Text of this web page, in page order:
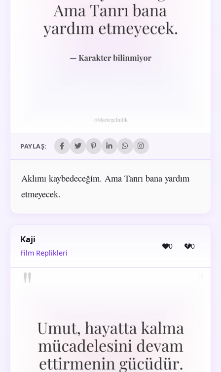
PAYLAŞ:
Aklımı kaybedeceğim. Ama Tanrı bana yardım
etmeyecek.
Kaji
Film Replikleri
0 0